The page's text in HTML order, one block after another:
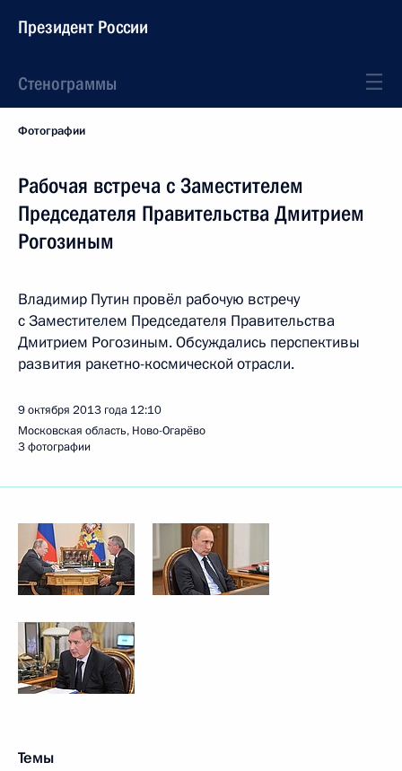
Президент России
Стенограммы
Фотографии
Рабочая встреча с Заместителем
Председателя Правительства Дмитрием
Рогозиным
Владимир Путин провёл рабочую встречу
с Заместителем Председателя Правительства
Дмитрием Рогозиным. Обсуждались перспективы
развития ракетно-космической отрасли.
9 октября 2013 года 12:10
Московская область, Ново-Огарёво
3 фотографии
Темы